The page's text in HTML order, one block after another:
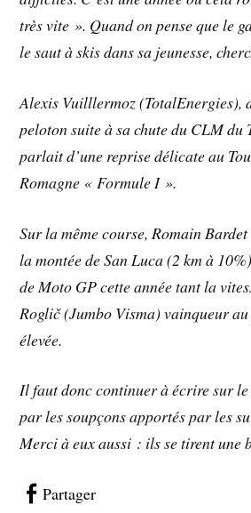
très vite ». Quand on pense que le
le saut à skis dans sa jeunesse,
Alexis Vuilllermoz (TotalEnergies),
peloton suite à sa chute du CLM du
parlait d’une reprise délicate au
Romagne « Formule I ».
Sur la même course, Romain
la montée de San Luca (2 km à
de Moto GP cette année tant la
Roglič (Jumbo Visma) vainqueur
élevée.
Il faut donc continuer à écrire sur
par les soupçons apportés par les
Merci à eux aussi : ils se tirent une
Partager